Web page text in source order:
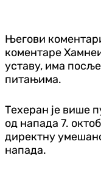
Његови
коментаре
уставу, има
питањима.
Техеран је више
од напада 7.
директну
напада.